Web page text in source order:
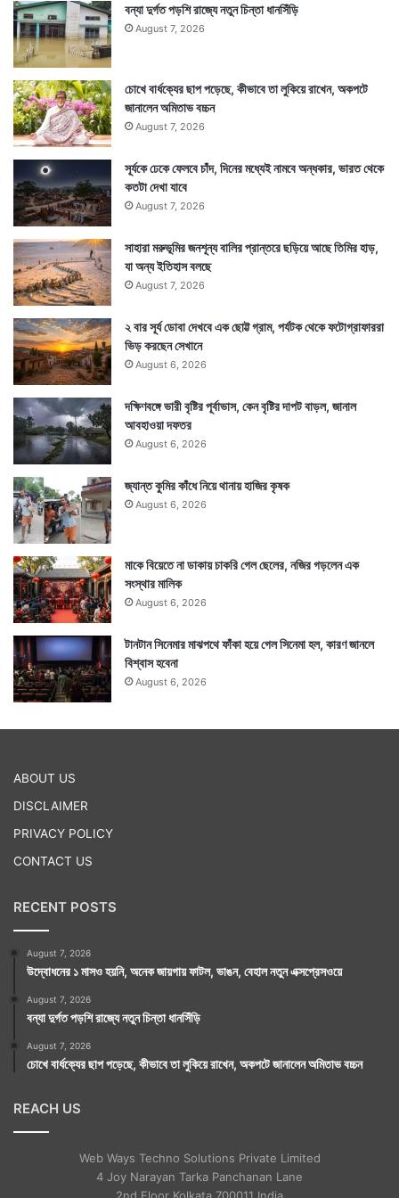
ব্রহ্মাণ্ড পুরাণে বলা হয় ১২ জন আলোয়ার সাধুদের মধ্যে একজন
বিষ্ণুভক্ত সাধু একবার পাণ্ড্য রাজার দরবারে আসেন। সেখানে
দাঁড়িয়ে তিনি এমনভাবে ভগবানের মহিমার গুণকীর্তন করেন যে বিষ্ণু
স্বয়ং কুডল অজগর অবতারে উপস্থিত হয়ে তাঁকে আশির্বাদ দেন।
অসাধারণ এই মন্দিরে প্রবেশ করা মাত্রই নবকাশী, দশাবতার, ঋষি-
মুনি, লক্ষ্মী-নরসিংহ, লক্ষ্মী-নারায়ণ এবং নারায়ণ মূর্তির দর্শন পাওয়া
যায়। এমনকি মন্দিরে নবগ্রহের অবস্থানও বর্তমান। মন্দিরে চত্বরে
মালক্ষ্মী, শ্রীরাম, শ্রীকৃষ্ণ এবং অন্যান্য দেবতাদের ছোট ছোট
মন্দিরও রয়েছে।
তামিলনাড়ু পর্যটন বিভাগের সরকারি ওয়েবসাইটে মন্দিরটি সম্পর্কে
বিস্তারিত বিবরণ দেওয়া রয়েছে। তবে মন্দিরটির মূল আকর্ষণ লুকিয়ে
বি
শে
ষ
ব্য
ব
স্থা
রে
গে
আ
গু
ন
না
গ
রি
বন্যা দুর্গত পড়শি রাজ্যে নতুন চিন্তা ধানসিঁড়ি
August 7, 2026
চোখে বার্ধক্যের ছাপ পড়েছে, কীভাবে তা লুকিয়ে রাখেন, অকপটে
জানালেন অমিতাভ বচ্চন
August 7, 2026
সূর্যকে ঢেকে ফেলবে চাঁদ, দিনের মধ্যেই নামবে অন্ধকার, ভারত থেকে
কতটা দেখা যাবে
August 7, 2026
সাহারা মরুভূমির জনশূন্য বালির প্রান্তরে ছড়িয়ে আছে তিমির হাড়,
যা অন্য ইতিহাস বলছে
August 7, 2026
২ বার সূর্য ডোবা দেখবে এক ছোট্ট গ্রাম, পর্যটক থেকে ফটোগ্রাফাররা
ভিড় করছেন সেখানে
August 6, 2026
দক্ষিণবঙ্গে ভারী বৃষ্টির পূর্বাভাস, কেন বৃষ্টির দাপট বাড়ল, জানাল
আবহাওয়া দফতর
August 6, 2026
জ্যান্ত কুমির কাঁধে নিয়ে থানায় হাজির কৃষক
August 6, 2026
মাকে বিয়েতে না ডাকায় চাকরি গেল ছেলের, নজির গড়লেন এক
সংস্থার মালিক
August 6, 2026
টানটান সিনেমার মাঝপথে ফাঁকা হয়ে গেল সিনেমা হল, কারণ জানলে
বিশ্বাস হবেনা
August 6, 2026
ABOUT US
DISCLAIMER
PRIVACY POLICY
CONTACT US
RECENT POSTS
August 7, 2026
উদ্বোধনের ১ মাসও হয়নি, অনেক জায়গায় ফাটল, ভাঙন, বেহাল নতুন এক্সপ্রেসওয়ে
August 7, 2026
বন্যা দুর্গত পড়শি রাজ্যে নতুন চিন্তা ধানসিঁড়ি
August 7, 2026
চোখে বার্ধক্যের ছাপ পড়েছে, কীভাবে তা লুকিয়ে রাখেন, অকপটে জানালেন অমিতাভ বচ্চন
REACH US
Web Ways Techno Solutions Private Limited
4 Joy Narayan Tarka Panchanan Lane
2nd Floor Kolkata 700011 India